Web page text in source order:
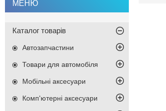
Каталог товарів
Автозапчастини
Товари для автомобіля
Мобільні аксесуари
Комп'ютерні аксесуари